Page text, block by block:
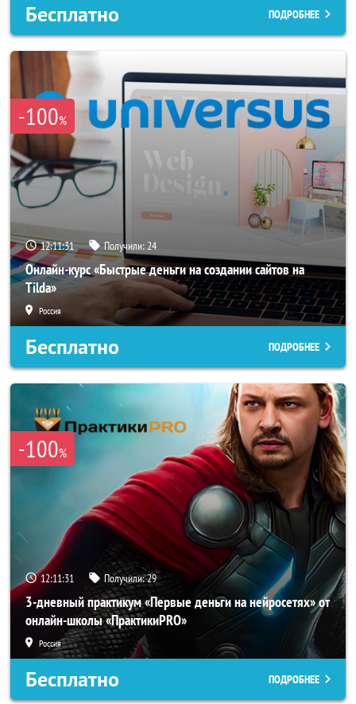
Бесплатно ПОДРОБНЕЕ
-100%
12:11:29 Получили:24
Онлайн-курс «Быстрые деньги на создании сайтов на
Tilda»
Россия
Бесплатно ПОДРОБНЕЕ
-100%
12:11:29 Получили:29
3-дневный практикум «Первые деньги на нейросетях» от
онлайн-школы «ПрактикиPRO»
Россия
Бесплатно ПОДРОБНЕЕ